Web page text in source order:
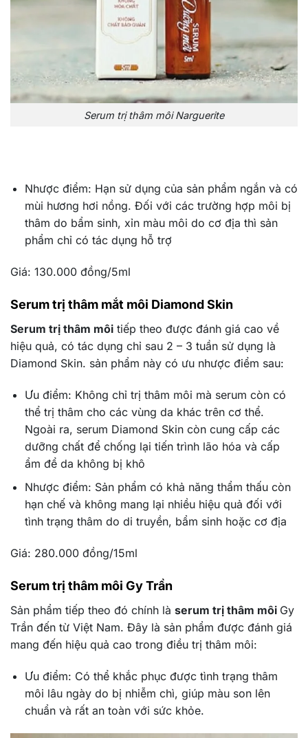
Serum trị thâm môi Narguerite
Nhược điểm: Hạn sử dụng của sản phẩm ngắn và có
mùi hương hơi nồng. Đối với các trường hợp môi bị
thâm do bẩm sinh, xỉn màu môi do cơ địa thì sản
phẩm chỉ có tác dụng hỗ trợ
Giá: 130.000 đồng/5ml
Serum trị thâm mắt môi Diamond Skin
Serum trị thâm môi tiếp theo được đánh giá cao về
hiệu quả, có tác dụng chỉ sau 2 – 3 tuần sử dụng là
Diamond Skin. sản phẩm này có ưu nhược điểm sau:
Ưu điểm: Không chỉ trị thâm môi mà serum còn có
thể trị thâm cho các vùng da khác trên cơ thể.
Ngoài ra, serum Diamond Skin còn cung cấp các
dưỡng chất để chống lại tiến trình lão hóa và cấp
ẩm để da không bị khô
Nhược điểm: Sản phẩm có khả năng thẩm thấu còn
hạn chế và không mang lại nhiều hiệu quả đối với
tình trạng thâm do di truyền, bẩm sinh hoặc cơ địa
Giá: 280.000 đồng/15ml
Serum trị thâm môi Gy Trần
Sản phẩm tiếp theo đó chính là serum trị thâm môi Gy
Trần đến từ Việt Nam. Đây là sản phẩm được đánh giá
mang đến hiệu quả cao trong điều trị thâm môi:
Ưu điểm: Có thể khắc phục được tình trạng thâm
môi lâu ngày do bị nhiễm chì, giúp màu son lên
chuẩn và rất an toàn với sức khỏe.